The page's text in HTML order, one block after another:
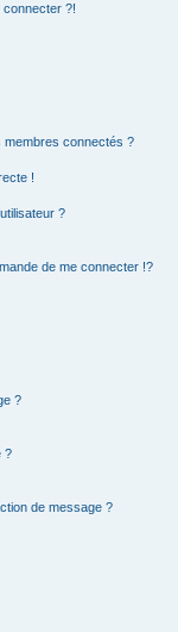
?!
membres connectés ?
!
?
de me connecter !?
?
?
de message ?